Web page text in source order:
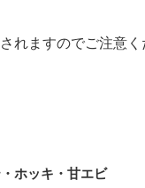
れますのでご注意く
ホッキ・甘エビ